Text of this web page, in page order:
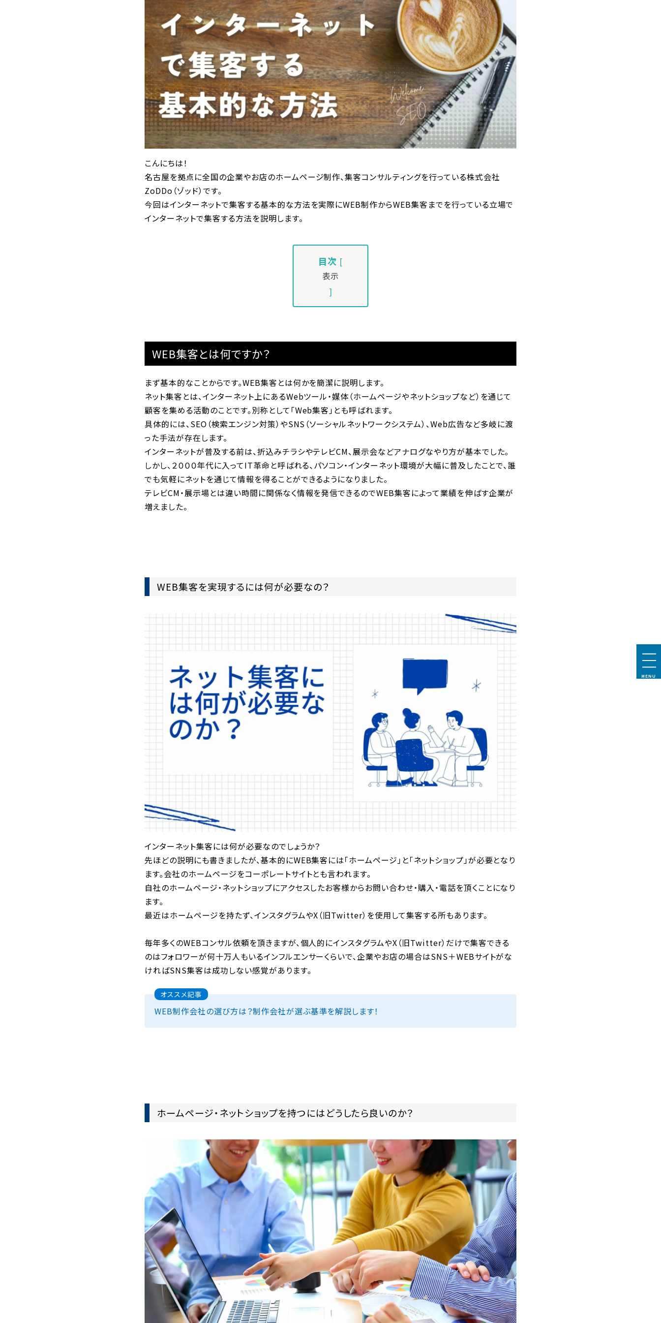
こんにちは！
名古屋を拠点に全国の企業やお店のホームページ制作、集客コンサルティングを行っている株式会社
ZoDDo（ゾッド）です。
今回はインターネットで集客する基本的な方法を実際にWEB制作からWEB集客までを行っている立場で
インターネットで集客する方法を説明します。
目次 [
表示
]
WEB集客とは何ですか？
まず基本的なことからです。WEB集客とは何かを簡潔に説明します。
ネット集客とは、インターネット上にあるWebツール・媒体（ホームページやネットショップなど）を通じて
顧客を集める活動のことです。別称として「Web集客」とも呼ばれます。
具体的には、SEO（検索エンジン対策）やSNS（ソーシャルネットワークシステム）、Web広告など多岐に渡
った手法が存在します。
インターネットが普及する前は、折込みチラシやテレビCM、展示会などアナログなやり方が基本でした。
しかし、２０００年代に入ってIT革命と呼ばれる、パソコン・インターネット環境が大幅に普及したことで、誰
でも気軽にネットを通じて情報を得ることができるようになりました。
テレビCM・展示場とは違い時間に関係なく情報を発信できるのでWEB集客によって業績を伸ばす企業が
増えました。
WEB集客を実現するには何が必要なの？
インターネット集客には何が必要なのでしょうか？
先ほどの説明にも書きましたが、基本的にWEB集客には「ホームページ」と「ネットショップ」が必要となり
ます。会社のホームページをコーポレートサイトとも言われます。
自社のホームページ・ネットショップにアクセスしたお客様からお問い合わせ・購入・電話を頂くことになり
ます。
最近はホームページを持たず、インスタグラムやX（旧Twitter）を使用して集客する所もあります。
毎年多くのWEBコンサル依頼を頂きますが、個人的にインスタグラムやX（旧Twitter）だけで集客できる
のはフォロワーが何十万人もいるインフルエンサーくらいで、企業やお店の場合はSNS＋WEBサイトがな
ければSNS集客は成功しない感覚があります。
オススメ記事
WEB制作会社の選び方は？制作会社が選ぶ基準を解説します！
ホームページ・ネットショップを持つにはどうしたら良いのか？
MENU